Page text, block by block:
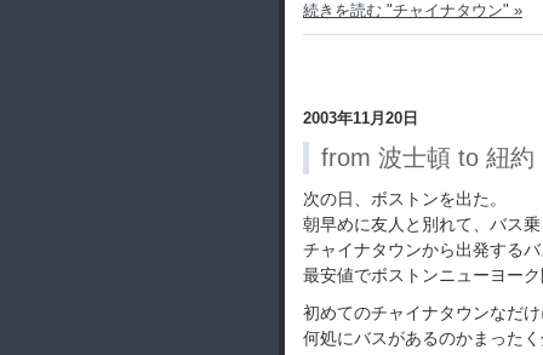
続きを読む "チャイナタウン" »
2003年11月20日
from 波士頓 to 紐約
次の日、ボストンを出た。
朝早めに友人と別れて、バス
チャイナタウンから出発する
最安値でボストンニューヨー
初めてのチャイナタウンなだ
何処にバスがあるのかまった